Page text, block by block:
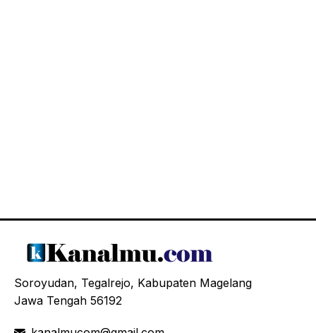
Soroyudan, Tegalrejo, Kabupaten Magelang
Jawa Tengah 56192